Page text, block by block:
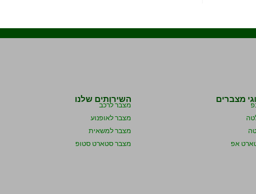
מצברים
אפ
השירותים שלנו
מצבר לרכב
מצבר לאופנוע
מצבר למשאית
מצבר סטארט סטופ